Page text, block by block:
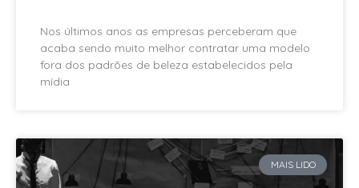
Nos últimos anos as empresas perceberam que
acaba sendo muito melhor contratar uma modelo
fora dos padrões de beleza estabelecidos pela
mídia
MAIS LIDO